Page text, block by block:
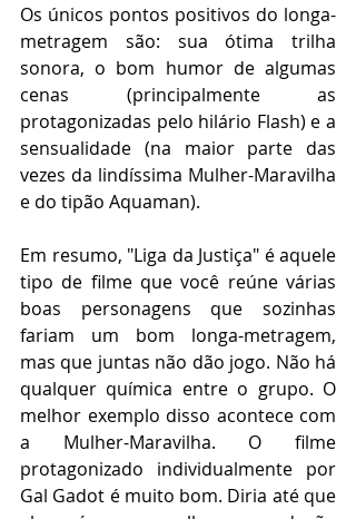
Os únicos pontos positivos do longa-
metragem são: sua ótima trilha
sonora, o bom humor de algumas
cenas (principalmente as
protagonizadas pelo hilário Flash) e a
sensualidade (na maior parte das
vezes da lindíssima Mulher-Maravilha
e do tipão Aquaman).
Em resumo, "Liga da Justiça" é aquele
tipo de filme que você reúne várias
boas personagens que sozinhas
fariam um bom longa-metragem,
mas que juntas não dão jogo. Não há
qualquer química entre o grupo. O
melhor exemplo disso acontece com
a Mulher-Maravilha. O filme
protagonizado individualmente por
Gal Gadot é muito bom. Diria até que